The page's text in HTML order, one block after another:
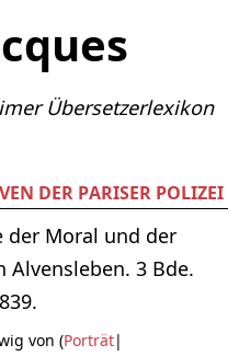
Übersetzerlexikon
DER PARISER POLIZEI
der Moral und der
Alvensleben. 3 Bde.
von (Porträt|